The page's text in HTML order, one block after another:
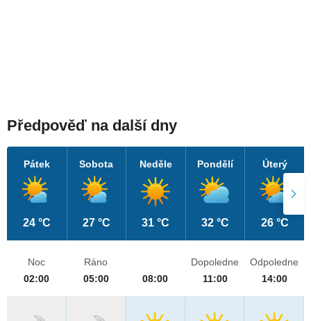
Předpověď na další dny
Pátek
24 °C
Sobota
27 °C
Neděle
31 °C
Pondělí
32 °C
Úterý
26 °C
Noc
02:00
Ráno
05:00
08:00
Dopoledne
11:00
Odpoledne
14:00